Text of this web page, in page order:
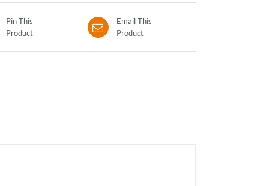
Pin This
Product
Email This
Product